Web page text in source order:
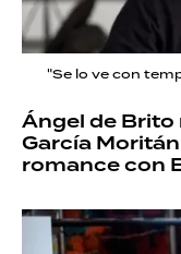
"Se lo ve con
Ángel de
García
romance con